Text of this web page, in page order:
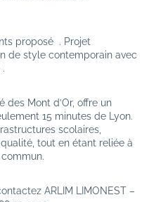
proposé  . Projet
de style contemporain avec
des Mont d’Or, offre un
15 minutes de Lyon.
scolaires,
tout en étant reliée à
ARLIM LIMONEST –